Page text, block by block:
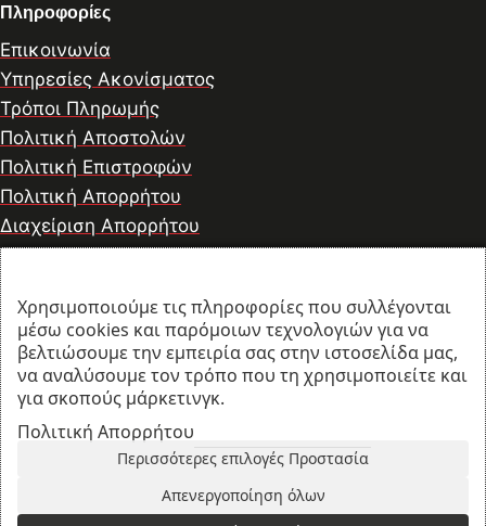
Πληροφορίες
Επικοινωνία
Υπηρεσίες Ακονίσματος
Τρόποι Πληρωμής
Πολιτική Αποστολών
Πολιτική Επιστροφών
Πολιτική Απορρήτου
Διαχείριση Απορρήτου
© 2026 thesharpcook.com | Design & Hosting by
w3specialists.com
Filters
Λογαριασμός
Χρησιμοποιούμε τις πληροφορίες που συλλέγονται
μέσω cookies και παρόμοιων τεχνολογιών για να
βελτιώσουμε την εμπειρία σας στην ιστοσελίδα μας,
να αναλύσουμε τον τρόπο που τη χρησιμοποιείτε και
για σκοπούς μάρκετινγκ.
Πολιτική Απορρήτου
Περισσότερες επιλογές Προστασία
Απενεργοποίηση όλων